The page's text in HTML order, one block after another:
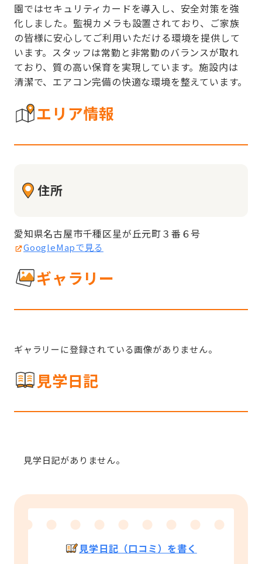
園ではセキュリティカードを導入し、安全対策を強
化しました。監視カメラも設置されており、ご家族
の皆様に安心してご利用いただける環境を提供して
います。スタッフは常勤と非常勤のバランスが取れ
ており、質の高い保育を実現しています。施設内は
清潔で、エアコン完備の快適な環境を整えています。
エリア情報
住所
愛知県名古屋市千種区星が丘元町３番６号
GoogleMapで見る
ギャラリー
ギャラリーに登録されている画像がありません。
見学日記
見学日記がありません。
見学日記（口コミ）を書く